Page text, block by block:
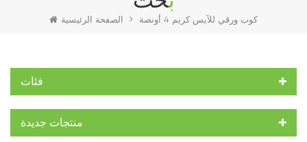
الصفحة الرئيسية كوب ورقي للآيس كريم 4 أونصة
فئات
منتجات جديدة